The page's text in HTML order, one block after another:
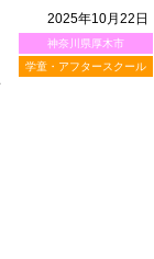
2025年10月22日
神奈川県厚木市
学童・アフタースクール